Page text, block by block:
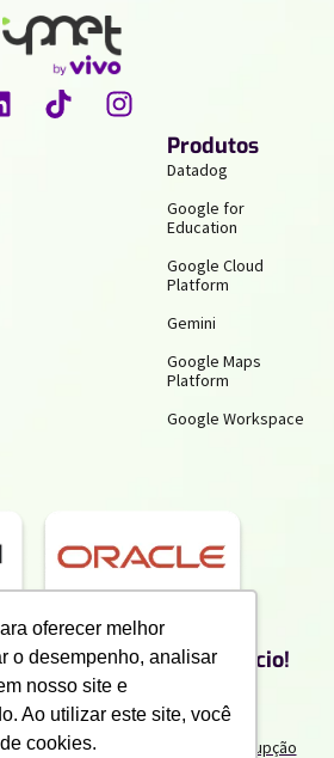
oferecer melhor
o desempenho, analisar
nosso site e
Ao utilizar este site, você
cookies.
Produtos
Datadog
Google for
Education
Google Cloud
Platform
Gemini
Google Maps
Platform
Google Workspace
e gere mais
para o seu negócio!
nossos conteúdos exclusivos.
de Privacidade Politicas Anticorrupção